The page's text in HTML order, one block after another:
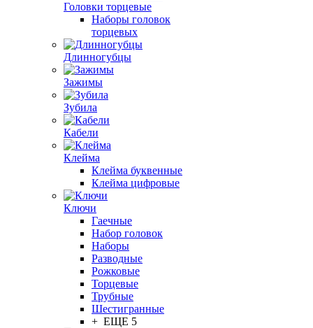
Головки торцевые
Наборы головок
торцевых
Длинногубцы
Зажимы
Зубила
Кабели
Клейма
Клейма буквенные
Клейма цифровые
Ключи
Гаечные
Набор головок
Наборы
Разводные
Рожковые
Торцевые
Трубные
Шестигранные
+ ЕЩЕ 5